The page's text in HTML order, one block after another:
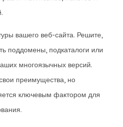
вашего веб-сайта. Решите,
поддомены, подкаталоги или
многоязычных версий.
преимущества, но
ключевым фактором для